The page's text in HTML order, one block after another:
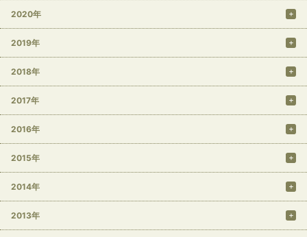
2020年
2019年
2018年
2017年
2016年
2015年
2014年
2013年